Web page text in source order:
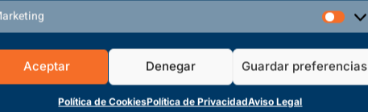
Aceptar Denegar Guardar preferencias
Política de CookiesPolítica de PrivacidadAviso Legal
Técnico Superior
Físico​?